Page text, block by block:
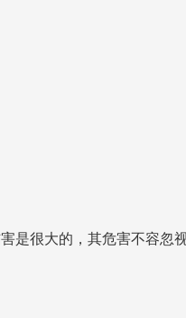
是很大的，其危害不容忽